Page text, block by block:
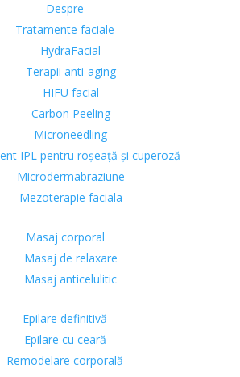
Despre
Tratamente faciale
HydraFacial
Terapii anti-aging
HIFU facial
Carbon Peeling
Microneedling
IPL pentru roșeață și cuperoză
Microdermabraziune
Mezoterapie faciala
Masaj corporal
Masaj de relaxare
Masaj anticelulitic
Epilare definitivă
Epilare cu ceară
Remodelare corporală